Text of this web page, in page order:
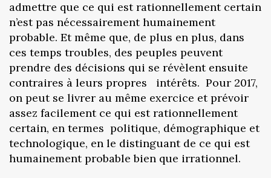
admettre que ce qui est rationnellement certain
n’est pas nécessairement humainement
probable. Et même que, de plus en plus, dans
ces temps troubles, des peuples peuvent
prendre des décisions qui se révèlent ensuite
contraires à leurs propres intérêts. Pour 2017,
on peut se livrer au même exercice et prévoir
assez facilement ce qui est rationnellement
certain, en termes politique, démographique et
technologique, en le distinguant de ce qui est
humainement probable bien que irrationnel.